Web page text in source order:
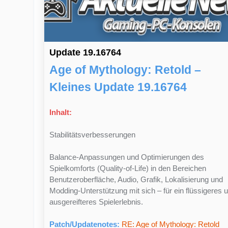
Update 19.16764
Age of Mythology: Retold –
Kleines Update 19.16764
Inhalt:
Stabilitätsverbesserungen
Balance-Anpassungen und Optimierungen des
Spielkomforts (Quality-of-Life) in den Bereichen
Benutzeroberfläche, Audio, Grafik, Lokalisierung und
Modding-Unterstützung mit sich – für ein flüssigeres
ausgereifteres Spielerlebnis.
Patch/Updatenotes: RE: Age of Mythology: Retold